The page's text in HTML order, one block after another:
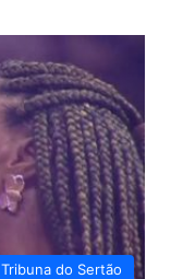
Tribuna do Sertão